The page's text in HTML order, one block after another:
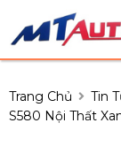
Trang Chủ Tin
S580 Nội Thất